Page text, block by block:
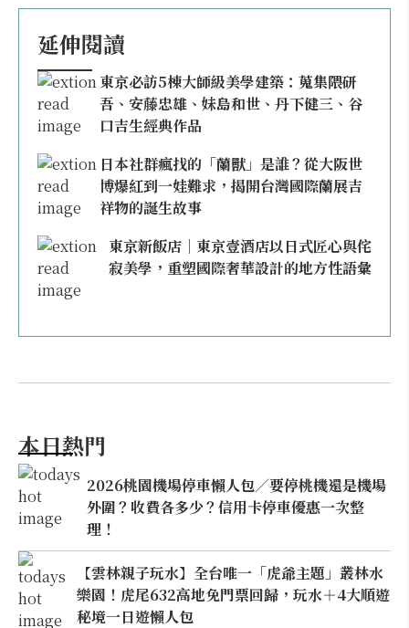
延伸閱讀
東京必訪5棟大師級美學建築：蒐集隈研
吾、安藤忠雄、妹島和世、丹下健三、谷
口吉生經典作品
日本社群瘋找的「蘭獸」是誰？從大阪世
博爆紅到一娃難求，揭開台灣國際蘭展吉
祥物的誕生故事
東京新飯店｜東京壹酒店以日式匠心與侘
寂美學，重塑國際奢華設計的地方性語彙
本日熱門
2026桃園機場停車懶人包／要停桃機還是機場
外圍？收費各多少？信用卡停車優惠一次整
理！
【雲林親子玩水】全台唯一「虎爺主題」叢林水
樂園！虎尾632高地免門票回歸，玩水＋4大順遊
秘境一日遊懶人包